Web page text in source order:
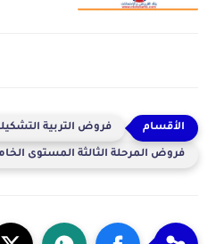
فروض التربية
فروض المرحلة الثالثة المستوى